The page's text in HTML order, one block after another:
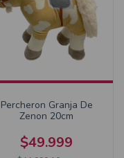
Percheron Granja De
Zenon 20cm
$49.999